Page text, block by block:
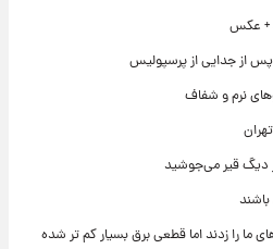
+ عکس
پس از جدایی از پرسپولیس
نرم و شفاف
دیگ قیر می‌جوشید
ما را زدند اما قطعی برق بسیار کم تر شده